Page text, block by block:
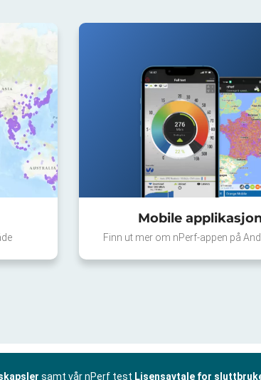
Mobile
Finn ut mer om nPerf-appen på
samt vår nPerf test Lisensavtale for